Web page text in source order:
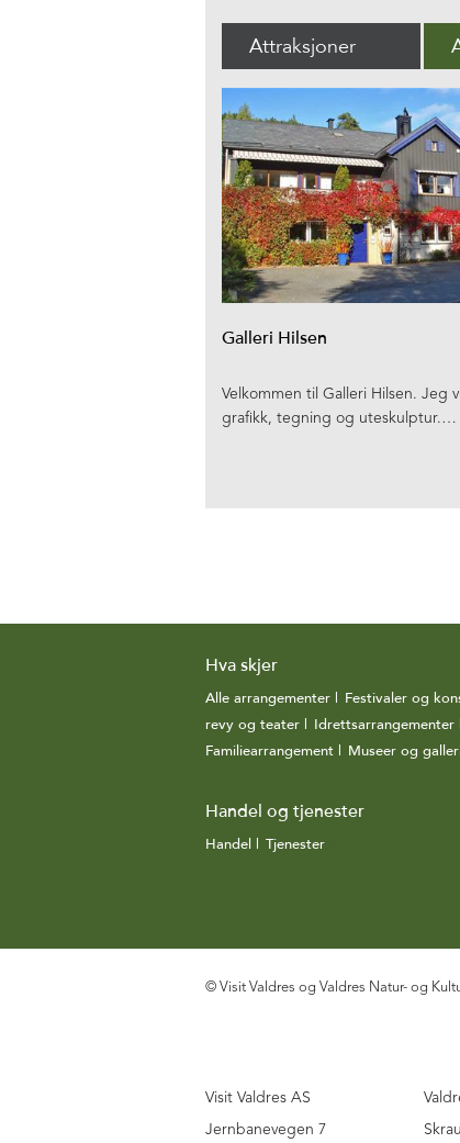
Attraksjoner
Galleri Hilsen
Velkommen til Galleri Hilsen. Jeg
grafikk, tegning og uteskulptur.…
Hva skjer
Alle arrangementer | Festivaler og
revy og teater | Idrettsarrangementer
Familiearrangement | Museer og
Handel og tjenester
Handel | Tjenester
Visit Valdres AS
Jernbanevegen 7
© Visit Valdres og Valdres Natur- og